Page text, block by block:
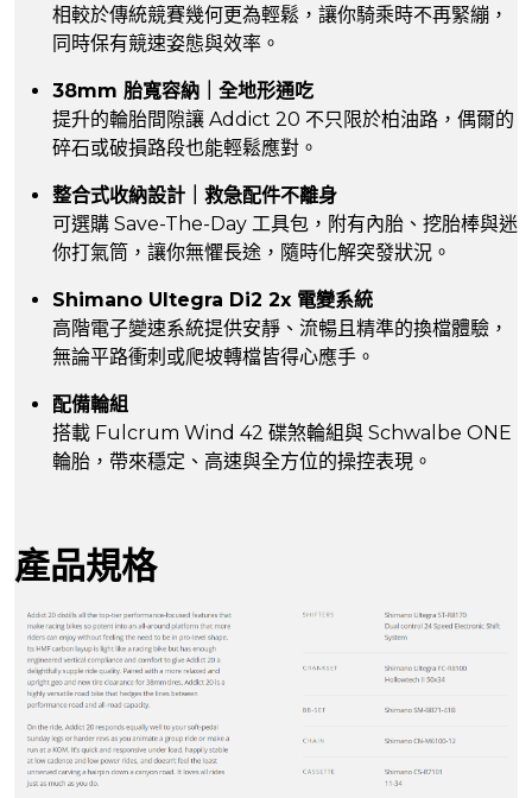
相較於傳統競賽幾何更為輕鬆，讓你騎乘時不再緊繃，
同時保有競速姿態與效率。
38mm 胎寬容納｜全地形通吃
提升的輪胎間隙讓 Addict 20 不只限於柏油路，偶爾的
碎石或破損路段也能輕鬆應對。
整合式收納設計｜救急配件不離身
可選購 Save-The-Day 工具包，附有內胎、挖胎棒與迷
你打氣筒，讓你無懼長途，隨時化解突發狀況。
Shimano Ultegra Di2 2x 電變系統
高階電子變速系統提供安靜、流暢且精準的換檔體驗，
無論平路衝刺或爬坡轉檔皆得心應手。
配備輪組
搭載 Fulcrum Wind 42 碟煞輪組與 Schwalbe ONE
輪胎，帶來穩定、高速與全方位的操控表現。
產品規格